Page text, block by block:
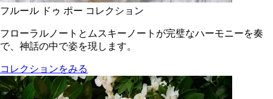
フルール ドゥ ポー コレクション
フローラルノートとムスキーノートが完璧なハーモニーを奏
で、神話の中で姿を現します。
コレクションをみる